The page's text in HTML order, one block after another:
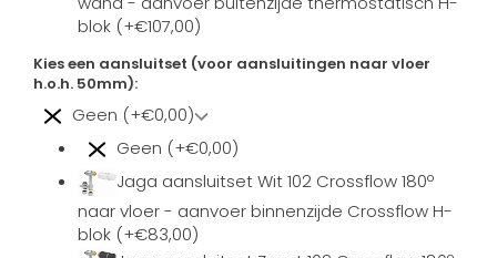
blok (+€107,00)
Kies een aansluitset (voor aansluitingen naar vloer
h.o.h. 50mm):
Geen (+€0,00)
Geen (+€0,00)
Jaga aansluitset Wit 102 Crossflow 180º
naar vloer - aanvoer binnenzijde Crossflow H-
blok (+€83,00)